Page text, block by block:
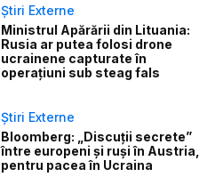
Știri Externe
Ministrul Apărării din Lituania:
Rusia ar putea folosi drone
ucrainene capturate în
operațiuni sub steag fals
Știri Externe
Bloomberg: „Discuții secrete”
între europeni și ruși în Austria,
pentru pacea în Ucraina